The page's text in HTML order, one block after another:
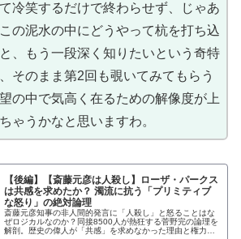
冷笑するだけで終わらせず、じゃあ
の泥水の中にどうやって杭を打ち込
、もう一段深く知りたいという奇特
そのまま第2回も覗いてみてもらう
の中で気高く在るための解像度が上
ゃうかなと思いますわ。
【後編】【斎藤元彦は人殺し】ローザ・パークス
は共感を求めたか？ 濁流に抗う「プリミティブ
な怒り」の絶対論理
斎藤元彦知事の非人間的発言に「人殺し」と怒ることはな
ぜロジカルなのか？同接8500人が熱狂する菅野完の論理を
解剖。歴史の偉人が「共感」を求めなかった理由と権力に